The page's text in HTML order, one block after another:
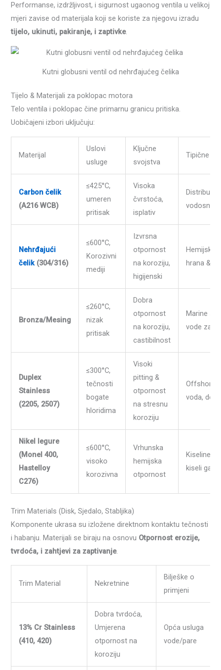
Performanse, izdržljivost, i sigurnost ugaonog ventila u velikoj
mjeri zavise od materijala koji se koriste za njegovu izradu
tijelo, ukinuti, pakiranje, i zaptivke.
Kutni globusni ventil od nehrđajućeg čelika
Tijelo & Materijali za poklopac motora
Telo ventila i poklopac čine primarnu granicu pritiska.
Uobičajeni izbori uključuju:
Materijal
Uslovi
usluge
Ključne
svojstva
Tipične
Carbon čelik
(A216 WCB)
≤425°C,
umeren
pritisak
Visoka
čvrstoća,
isplativ
Nehrđajući
čelik(304/316)
≤600°C,
Korozivni
mediji
Izvrsna
otpornost
na koroziju,
higijenski
Hemijska
hrana &
Bronza/Mesing
≤260°C,
nizak
pritisak
Dobra
otpornost
na koroziju,
castibilnost
Marine
vode za
Duplex
Stainless
(2205, 2507)
≤300°C,
tečnosti
bogate
hloridima
Visoki
pitting &
otpornost
na stresnu
koroziju
Offshore,
voda,
Nikel legure
(Monel 400,
Hastelloy
C276)
≤600°C,
visoko
korozivna
Vrhunska
hemijska
otpornost
Kiseline,
kiseli gas
Trim Materials (Disk, Sjedalo, Stabljika)
Komponente ukrasa su izložene direktnom kontaktu tečnosti
i habanju. Materijali se biraju na osnovu Otpornost erozije,
tvrdoća, i zahtjevi za zaptivanje.
Trim Material Nekretnine
Bilješke o
primjeni
13% Cr Stainless
(410, 420)
Dobra tvrdoća,
Umjerena
otpornost na
koroziju
Opća usluga
vode/pare